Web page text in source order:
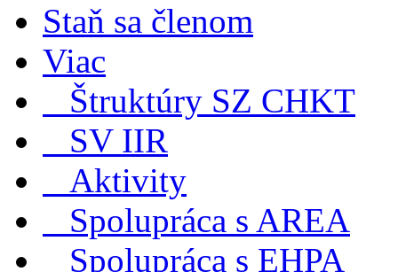
Staň sa členom
Viac
Štruktúry SZ CHKT
SV IIR
Aktivity
Spolupráca s AREA
Spolupráca s EHPA